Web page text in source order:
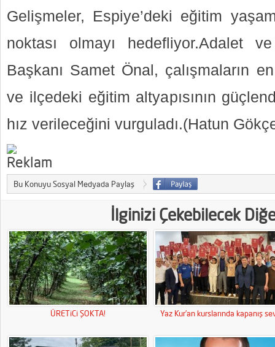
Gelişmeler, Espiye’deki eğitim
noktası olmayı hedefliyor.Adalet
Başkanı Samet Önal, çalışmaların
ve ilçedeki eğitim altyapısının
hız verileceğini vurguladı.(Hatun
Bu Konuyu Sosyal Medyada Paylaş
İlginizi Çekebilecek
ÜRETiCi ŞOKTA! Yaz Kur’an kurslarında kapanış